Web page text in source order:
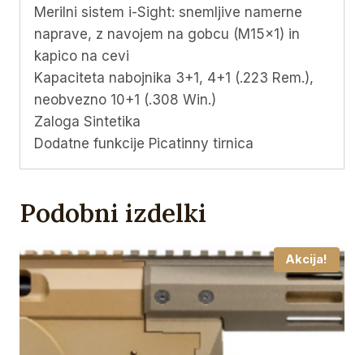
Merilni sistem i-Sight: snemljive namerne
naprave, z navojem na gobcu (M15x1) in
kapico na cevi
Kapaciteta nabojnika 3+1, 4+1 (.223 Rem.),
neobvezno 10+1 (.308 Win.)
Zaloga Sintetika
Dodatne funkcije Picatinny tirnica
Podobni izdelki
Akcija!